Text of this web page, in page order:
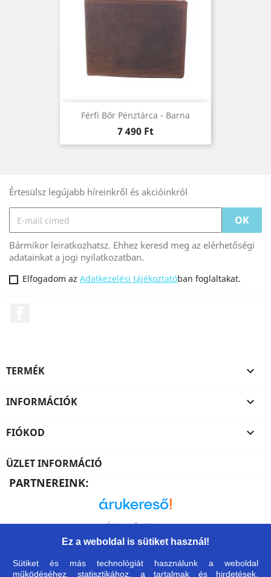
Férfi Bőr Pénztárca - Barna
Ár
7 490 Ft
Értesülsz legújabb híreinkről és akcióinkról
Bármikor leiratkozhatsz. Ehhez keresd meg az elérhetőségi
adatainkat a jogi nyilatkozatban.
Elfogadom az Adatkezelési tájékoztatóban foglaltakat.
TERMÉK 
INFORMÁCIÓK 
FIÓKOD 
ÜZLET INFORMÁCIÓ
PARTNEREINK:
Árukereső, a hiteles
vásárlási kalauz
Ez a weboldal is sütiket használ!
Sütiket és más technológiát használunk a weboldal
működéséhez, statisztikához, a tartalmak és hirdetések,